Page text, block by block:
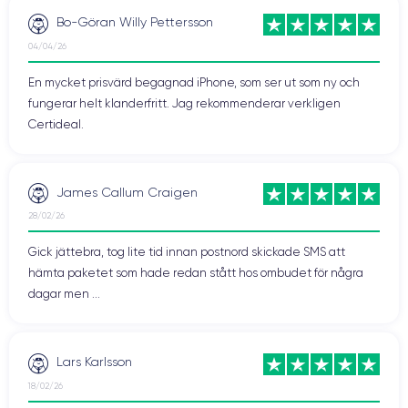
förhindra fingeravtryck).
Anslutningar till iPhone SE 2020
För en gångs skull har 2020 års iPhone SE en Lightning-port som
ersätter 3,5 mm minikontakten.
vill använda din ljudutrustning med den här typen av anslutning.
Annan information om 2020 iPhone SE
som du bör känna till
Medan de nya modellerna är IP68-certifierade är iPhone SE från
2020 fortfarande IP67-certifierad. Det innebär med andra ord att
Var därför försiktig om du vill använda den i närheten av en pool.
Bo-Göran Willy Pettersson
04/04/26
En mycket prisvärd begagnad iPhone, som ser ut som ny och
fungerar helt klanderfritt. Jag rekommenderar verkligen
Certideal.
James Callum Craigen
28/02/26
Gick jättebra, tog lite tid innan postnord skickade SMS att
hämta paketet som hade redan stått hos ombudet för några
dagar men ...
Lars Karlsson
18/02/26